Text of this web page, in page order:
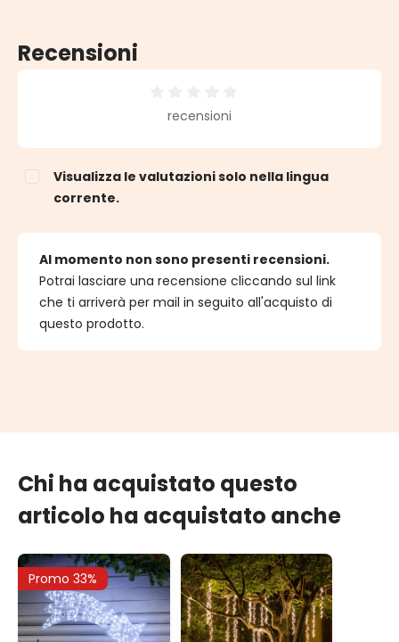
Recensioni
Valutazione media di 0 su 5 stelle
recensioni
Visualizza le valutazioni solo nella lingua
corrente.
Al momento non sono presenti recensioni.
Potrai lasciare una recensione cliccando sul link
che ti arriverà per mail in seguito all'acquisto di
questo prodotto.
Chi ha acquistato questo
articolo ha acquistato anche
Promo 33%